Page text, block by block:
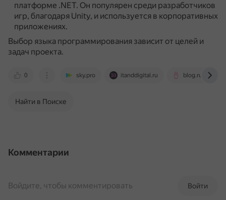
платформе .NET. Он популярен среди разработчиков
игр, благодаря Unity, и используется в корпоративных
приложениях.
Выбор языка программирования зависит от целей и
задач проекта.
0 sky.pro itanddigital.ru
Найти в Поиске
Комментарии
Войти
Войдите, чтобы комментировать